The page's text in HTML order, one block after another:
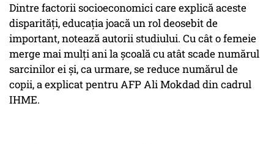
Dintre factorii socioeconomici care explică aceste
disparităţi, educaţia joacă un rol deosebit de
important, notează autorii studiului. Cu cât o femeie
merge mai mulţi ani la şcoală cu atât scade numărul
sarcinilor ei şi, ca urmare, se reduce numărul de
copii, a explicat pentru AFP Ali Mokdad din cadrul
IHME.